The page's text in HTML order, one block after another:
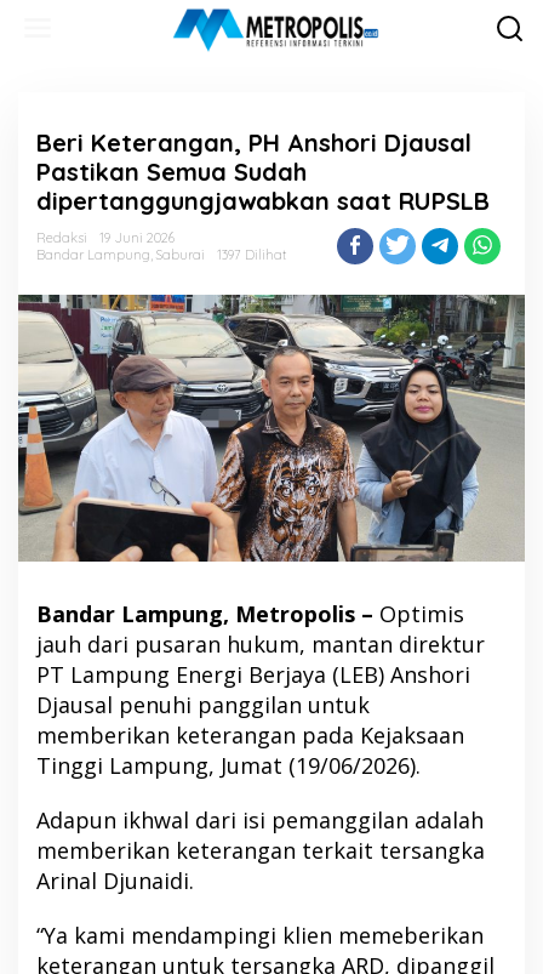
Beri Keterangan, PH Anshori Djausal
Pastikan Semua Sudah
dipertanggungjawabkan saat RUPSLB
Redaksi
19 Juni 2026
Bandar Lampung, Saburai 1397 Dilihat
Bandar Lampung, Metropolis – Optimis
jauh dari pusaran hukum, mantan direktur
PT Lampung Energi Berjaya (LEB) Anshori
Djausal penuhi panggilan untuk
memberikan keterangan pada Kejaksaan
Tinggi Lampung, Jumat (19/06/2026).
Adapun ikhwal dari isi pemanggilan adalah
memberikan keterangan terkait tersangka
Arinal Djunaidi.
“Ya kami mendampingi klien memeberikan
keterangan untuk tersangka ARD, dipanggil